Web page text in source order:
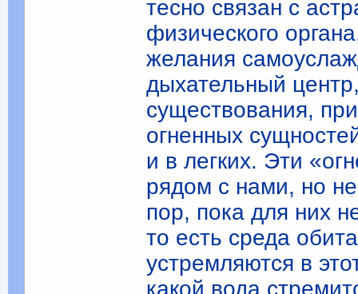
тесно связан с
физического
желания
дыхательный
существования,
огненных
и в легких. Эти
рядом с нами, но
пор, пока для них
то есть среда
устремляются в
какой вода